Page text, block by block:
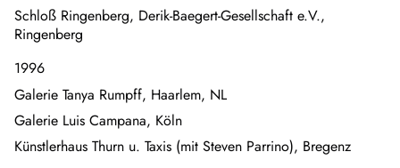
Schloß Ringenberg, Derik-Baegert-Gesellschaft e.V.,
Ringenberg
1996
Galerie Tanya Rumpff, Haarlem, NL
Galerie Luis Campana, Köln
Künstlerhaus Thurn u. Taxis (mit Steven Parrino), Bregenz